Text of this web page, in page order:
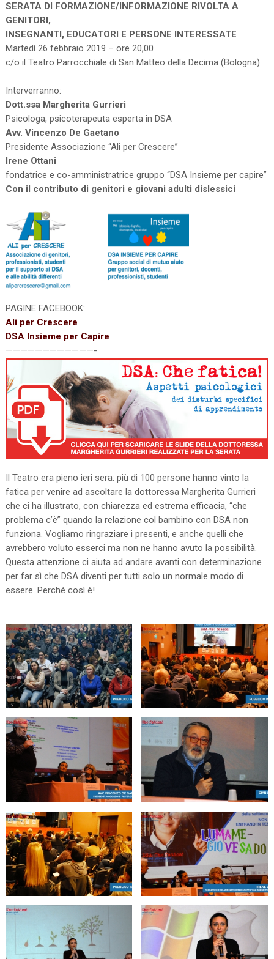
SERATA DI FORMAZIONE/INFORMAZIONE RIVOLTA A
GENITORI,
INSEGNANTI, EDUCATORI E PERSONE INTERESSATE
Martedì 26 febbraio 2019 – ore 20,00
c/o il Teatro Parrocchiale di San Matteo della Decima (Bologna)
Interverranno:
Dott.ssa Margherita Gurrieri
Psicologa, psicoterapeuta esperta in DSA
Avv. Vincenzo De Gaetano
Presidente Associazione “Ali per Crescere”
Irene Ottani
fondatrice e co-amministratrice gruppo “DSA Insieme per capire”
Con il contributo di genitori e giovani adulti dislessici
PAGINE FACEBOOK:
Ali per Crescere
DSA Insieme per Capire
————————————-
Il Teatro era pieno ieri sera: più di 100 persone hanno vinto la
fatica per venire ad ascoltare la dottoressa Margherita Gurrieri
che ci ha illustrato, con chiarezza ed estrema efficacia, “che
problema c’è” quando la relazione col bambino con DSA non
funziona. Vogliamo ringraziare i presenti, e anche quelli che
avrebbero voluto esserci ma non ne hanno avuto la possibilità.
Questa attenzione ci aiuta ad andare avanti con determinazione
per far sì che DSA diventi per tutti solo un normale modo di
essere. Perché così è!